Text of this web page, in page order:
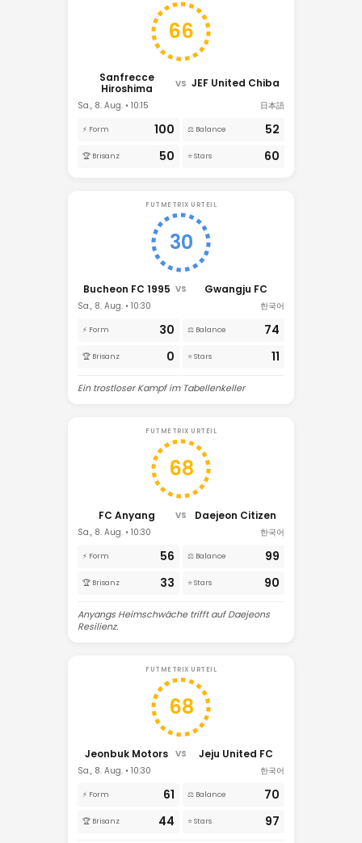
66
Sanfrecce
Hiroshima
VS JEF United Chiba
Sa., 8. Aug. • 10:15 日本語
⚡ Form 100 ⚖️ Balance 52
🏆 Brisanz 50 ⭐ Stars 60
FUTMETRIX URTEIL
30
Bucheon FC 1995 VS Gwangju FC
Sa., 8. Aug. • 10:30 한국어
⚡ Form 30 ⚖️ Balance 74
🏆 Brisanz 0 ⭐ Stars 11
Ein trostloser Kampf im Tabellenkeller
FUTMETRIX URTEIL
68
FC Anyang VS Daejeon Citizen
Sa., 8. Aug. • 10:30 한국어
⚡ Form 56 ⚖️ Balance 99
🏆 Brisanz 33 ⭐ Stars 90
Anyangs Heimschwäche trifft auf Daejeons
Resilienz.
FUTMETRIX URTEIL
68
Jeonbuk Motors VS Jeju United FC
Sa., 8. Aug. • 10:30 한국어
⚡ Form 61 ⚖️ Balance 70
🏆 Brisanz 44 ⭐ Stars 97